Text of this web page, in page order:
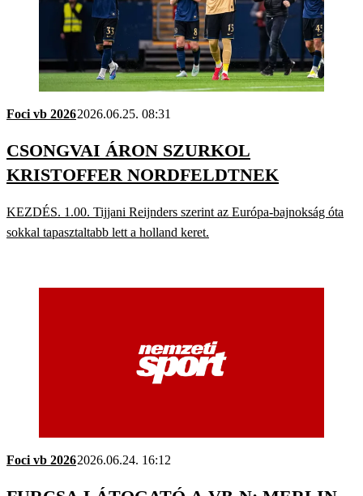
Foci vb 20262026.06.25. 08:31
CSONGVAI ÁRON SZURKOL
KRISTOFFER NORDFELDTNEK
KEZDÉS. 1.00. Tijjani Reijnders szerint az Európa-bajnokság óta
sokkal tapasztaltabb lett a holland keret.
Foci vb 20262026.06.24. 16:12